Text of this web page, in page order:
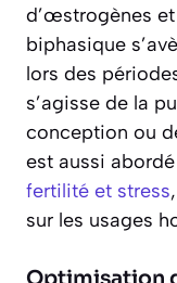
d’œstrogènes
biphasique
lors des
s’agisse de la
conception ou
est aussi
fertilité et stress
sur les usages